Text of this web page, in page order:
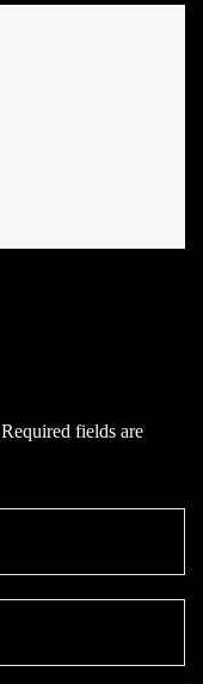
Required fields are